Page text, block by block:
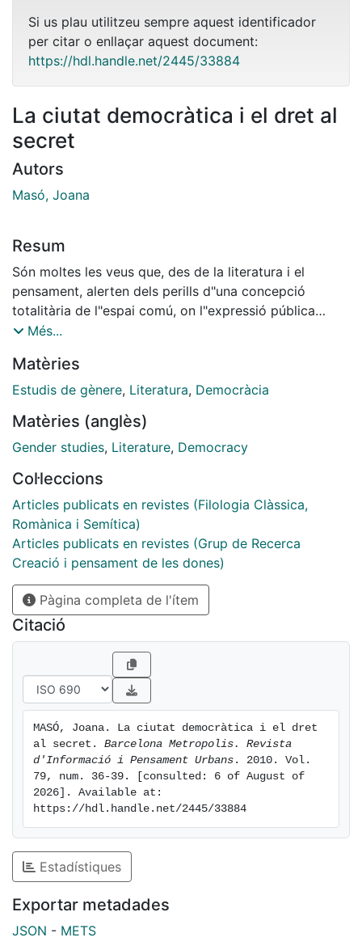
Si us plau utilitzeu sempre aquest identificador
per citar o enllaçar aquest document:
https://hdl.handle.net/2445/33884
La ciutat democràtica i el dret al
secret
Autors
Masó, Joana
Resum
Són moltes les veus que, des de la literatura i el
pensament, alerten dels perills d"una concepció
totalitària de l"espai comú, on l"expressió pública
esdevé no pas un dret ciutadà, sinó una exigència
ho diguin tot, llavors a les ciutats democràtiques no
queda lloc per a la diferència.
Més...
Matèries
Estudis de gènere, Literatura, Democràcia
Matèries (anglès)
Gender studies, Literature, Democracy
Col·leccions
Articles publicats en revistes (Filologia Clàssica,
Romànica i Semítica)
Articles publicats en revistes (Grup de Recerca
Creació i pensament de les dones)
Pàgina completa de l'ítem
Citació
MASÓ, Joana. La ciutat democràtica i el dret
al secret. Barcelona Metropolis. Revista
d'Informació i Pensament Urbans . 2010. Vol.
79, num. 36-39. [consulted: 6 of August of
2026]. Available at:
https://hdl.handle.net/2445/33884
Estadístiques
Exportar metadades
JSON - METS